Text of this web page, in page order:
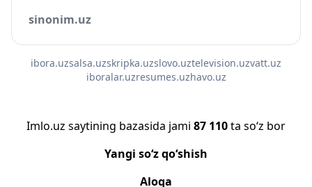
sinonim.uz
ibora.uzsalsa.uzskripka.uzslovo.uztelevision.uzvatt.uz
iboralar.uzresumes.uzhavo.uz
Imlo.uz saytining bazasida jami 87 110ta so‘z bor
Yangi so‘z qo‘shish
Aloqa